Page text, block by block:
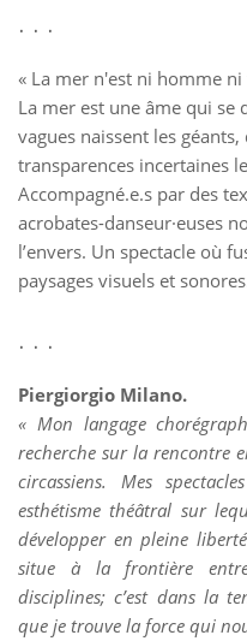
. . .
« La mer n'est ni homme
La mer est une âme qui se
vagues naissent les
transparences incertaines
Accompagné.e.s par des
acrobates-danseur·euses
l’envers. Un spectacle où
paysages visuels et
. . .
Piergiorgio Milano.
« Mon langage
recherche sur la rencontre
circassiens. Mes
esthétisme théâtral sur
développer en pleine
situe à la frontière
disciplines; c’est dans la
que je trouve la force qui